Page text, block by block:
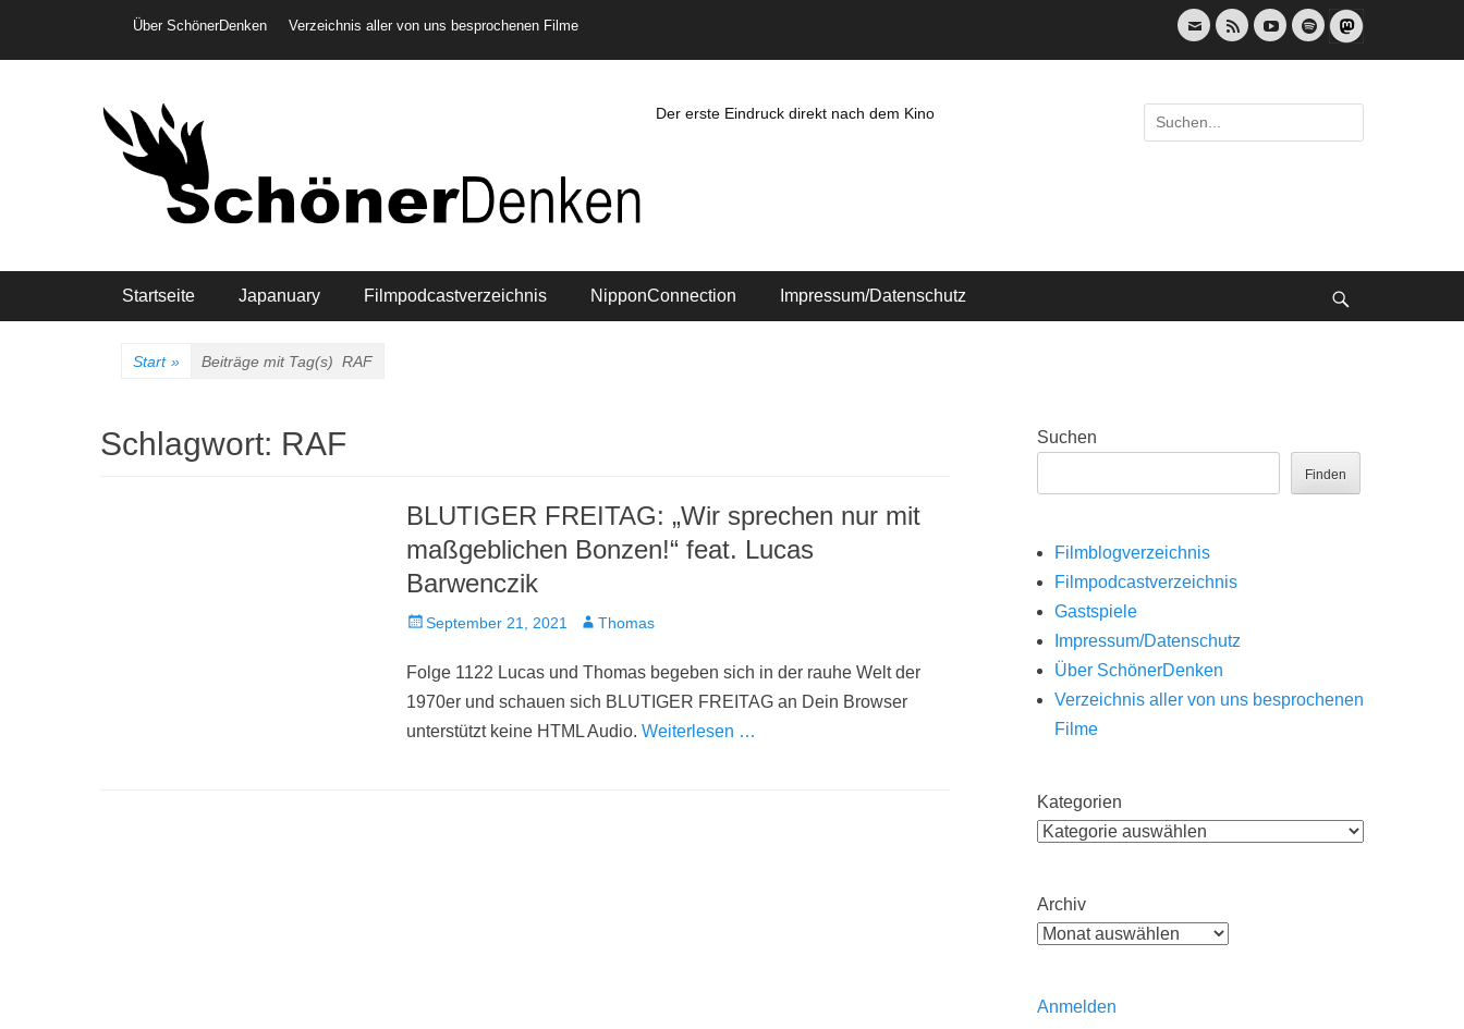
Header-Menü
Über SchönerDenken Verzeichnis aller von uns besprochenen Filme
E-
Mail
Feed YouTubeSpotify
Der erste Eindruck direkt nach dem Kino
Suche
nach:
Hauptmenü
Startseite Japanuary Filmpodcastverzeichnis NipponConnection Impressum/Datenschutz
Start » Beiträge mit Tag(s) RAF
Schlagwort: RAF
BLUTIGER FREITAG: „Wir sprechen nur mit
maßgeblichen Bonzen!“ feat. Lucas
Barwenczik
Veröffentlicht
September 21, 2021 AutorThomas
Folge 1122 Lucas und Thomas begeben sich in der rauhe Welt der
1970er und schauen sich BLUTIGER FREITAG an Dein Browser
unterstützt keine HTML Audio. Weiterlesen …
Suchen
Finden
Filmblogverzeichnis
Filmpodcastverzeichnis
Gastspiele
Impressum/Datenschutz
Über SchönerDenken
Verzeichnis aller von uns besprochenen
Filme
Kategorien
Archiv
Anmelden